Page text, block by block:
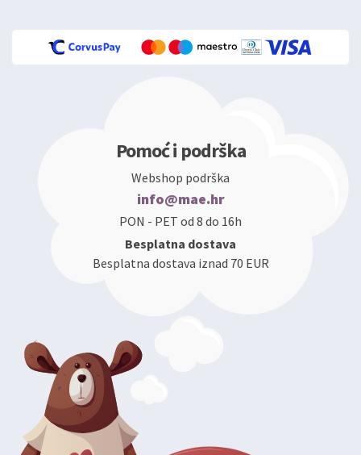
Pomoć i podrška
Webshop podrška
info@mae.hr
PON - PET od 8 do 16h
Besplatna dostava
Besplatna dostava iznad 70 EUR